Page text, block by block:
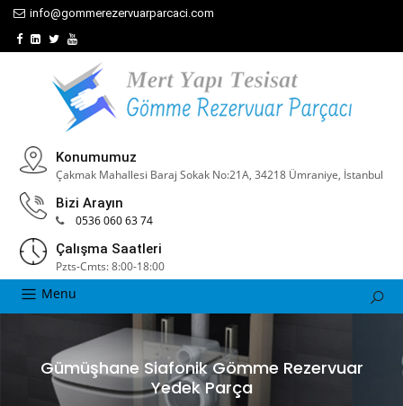
info@gommerezervuarparcaci.com
Konumumuz
Çakmak Mahallesi Baraj Sokak No:21A, 34218 Ümraniye, İstanbul
Bizi Arayın
0536 060 63 74
Çalışma Saatleri
Pzts-Cmts: 8:00-18:00
Menu
Gümüşhane Siafonik Gömme Rezervuar
Yedek Parça